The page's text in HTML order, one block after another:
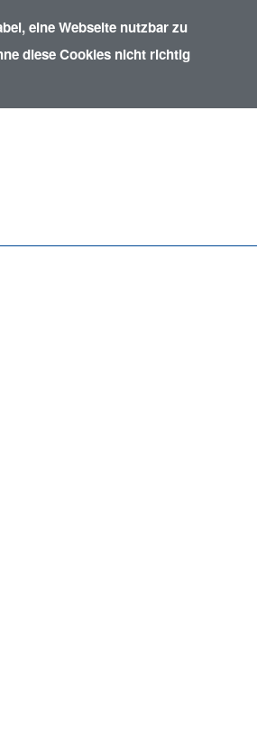
eine Webseite nutzbar zu
diese Cookies nicht richtig